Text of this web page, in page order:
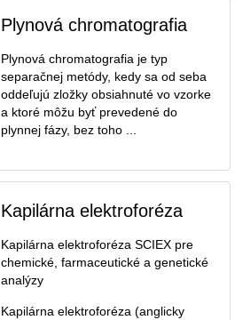
Plynová chromatografia
Plynová chromatografia je typ
separačnej metódy, kedy sa od seba
oddeľujú zložky obsiahnuté vo vzorke
a ktoré môžu byť prevedené do
plynnej fázy, bez toho ...
Kapilárna elektroforéza
Kapilárna elektroforéza SCIEX pre
chemické, farmaceutické a genetické
analýzy
Kapilárna elektroforéza (anglicky